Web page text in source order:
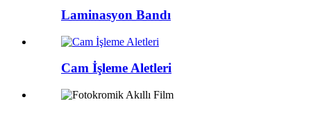
Laminasyon Bandı
Cam İşleme Aletleri